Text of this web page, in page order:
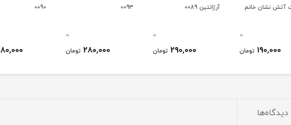
آرژانتین 0089
290,000
0093
280,000
280,000
دیدگاه‌ها